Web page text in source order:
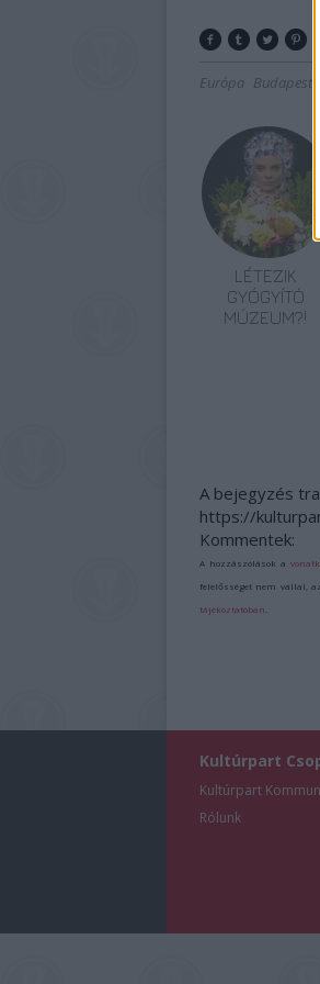
Európa Budapest
LÉTEZIK
GYÓGYÍTÓ
MÚZEUM?!
A bejegyzés
https://
Kommentek:
A hozzászólások a
felelősséget nem vállal,
tájékoztatóban
Kultúrpart
Kultúrpart
Rólunk